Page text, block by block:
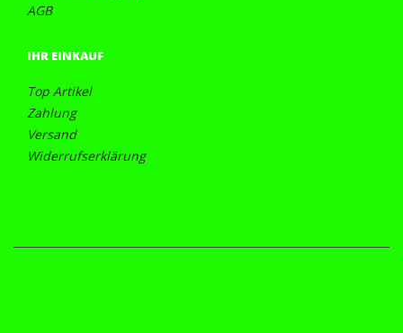
AGB
IHR EINKAUF
Top Artikel
Zahlung
Versand
Widerrufserklärung